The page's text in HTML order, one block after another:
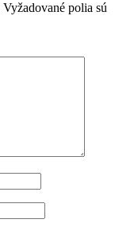
Vyžadované polia sú